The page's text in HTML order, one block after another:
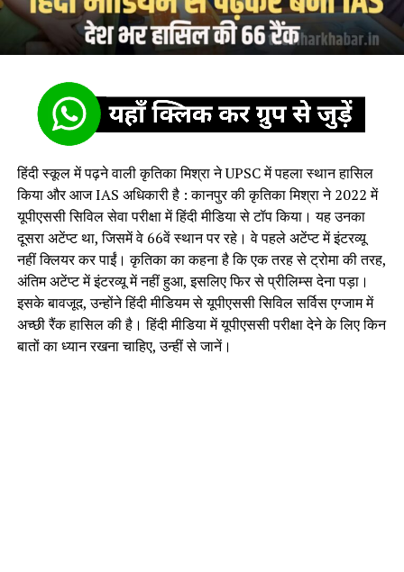
हिंदी स्कूल में पढ़ने वाली कृतिका मिश्रा ने UPSC में पहला स्थान हासिल
किया और आज IAS अधिकारी है : कानपुर की कृतिका मिश्रा ने 2022 में
यूपीएससी सिविल सेवा परीक्षा में हिंदी मीडिया से टॉप किया। यह उनका
दूसरा अटेंप्ट था, जिसमें वे 66वें स्थान पर रहे। वे पहले अटेंप्ट में इंटरव्यू
नहीं क्लियर कर पाईं। कृतिका का कहना है कि एक तरह से ट्रोमा की तरह,
अंतिम अटेंप्ट में इंटरव्यू में नहीं हुआ, इसलिए फिर से प्रीलिम्स देना पड़ा।
इसके बावजूद, उन्होंने हिंदी मीडियम से यूपीएससी सिविल सर्विस एग्जाम में
अच्छी रैंक हासिल की है। हिंदी मीडिया में यूपीएससी परीक्षा देने के लिए किन
बातों का ध्यान रखना चाहिए, उन्हीं से जानें।